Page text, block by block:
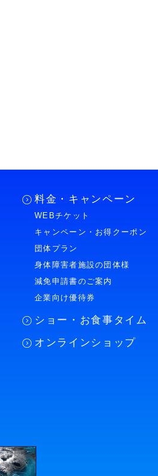
料金・キャンペーン
WEBチケット
キャンペーン・お得クーポン
団体プラン
身体障害者施設の団体様
減免申請書のご案内
企業向け優待券
ショー・お食事タイム
オンラインショップ